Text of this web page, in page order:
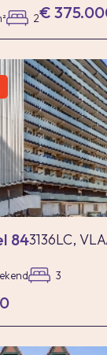
2€
843136LC,
3